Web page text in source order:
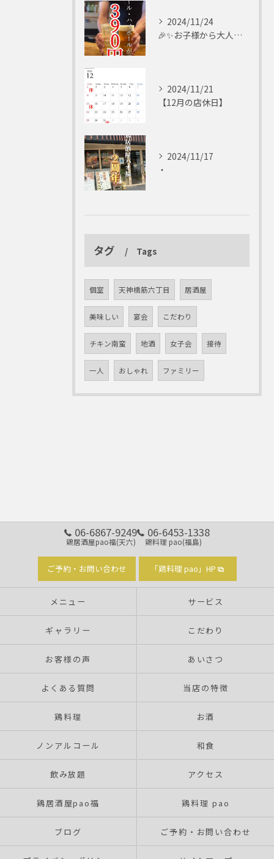
2024/11/24
🎉✨お子様から大人まで楽しめる✨🎉
2024/11/21
【12月の店休日】
2024/11/17
・
タグ Tags
個室 天神橋筋六丁目 居酒屋
美味しい 宴会 こだわり
チキン南蛮 地酒 女子会 接待
一人 おしゃれ ファミリー
06-6867-9249
鶏居酒屋pao福(天六)
06-6453-1338
鶏料理 pao(福島)
ご予約・お問い合わせ 「鶏料理 pao」HP
メニュー サービス
ギャラリー こだわり
お客様の声 あいさつ
よくある質問 当店の特徴
鶏料理 お酒
ノンアルコール 和食
飲み放題 アクセス
鶏居酒屋pao福 鶏料理 pao
ブログ ご予約・お問い合わせ